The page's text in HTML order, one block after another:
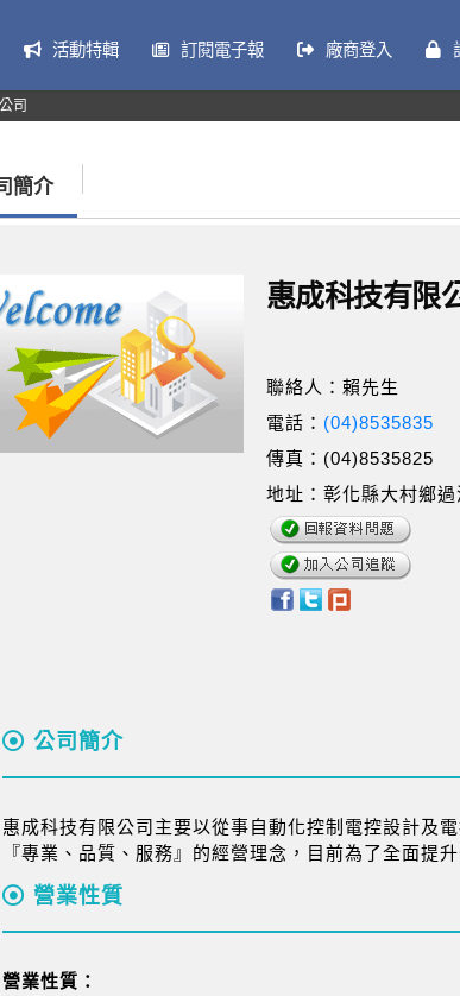
活動特輯 訂閱電子報 廠商登入
司
簡介
惠成科技有限
聯絡人：賴先生
電話： (04)8535835
傳真：(04)8535825
地址：彰化縣大村鄉
公司簡介
惠成科技有限公司主要以從事自動化控制電控設計及
『專業、品質、服務』的經營理念，目前為了全面提
營業性質
營業性質：